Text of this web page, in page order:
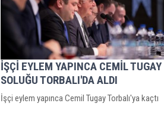
İŞÇİ EYLEM YAPINCA CEMİL TUGAY
SOLUĞU TORBALI'DA ALDI
İşçi eylem yapınca Cemil Tugay Torbalı'ya kaçtı